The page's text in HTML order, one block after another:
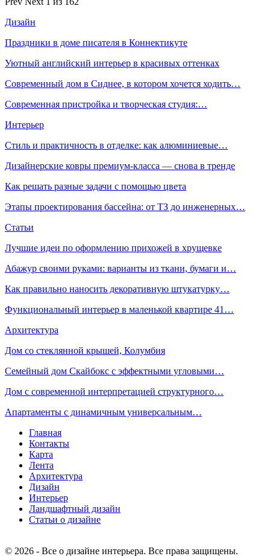
Дизайн
Праздники в доме писателя в Коннектикуте
Уютный английский интерьер в красивых оттенках
Современный дом в Сиднее, в котором хочется ходить…
Современная пристройка и творческая студия:…
Интерьер
Стиль и практичность в отделке: как алюминиевые…
Дизайнерские ковры премиум-класса — снова в тренде
Как решать разные задачи с помощью цвета
Этапы проектирования бассейна: от ТЗ до инженерных…
Статьи
Лучшие идеи по оформлению прихожей в хрущевке
Абажур своими руками: варианты из ткани, бумаги и…
Как правильно наносить декоративную штукатурку…
Функциональный интерьер в маленькой квартире 41…
Архитектура
Дом со стеклянной крышей, Колумбия
Семейный дом Скайбокс с эффектными угловыми…
Дом с современной интерпретацией структурного…
Апартаменты с динамичным универсальным…
Главная
Контакты
Карта
Лента
Архитектура
Дизайн
Интерьер
Ландшафтный дизайн
Статьи о дизайне
© 2026 - Все о дизайне интерьера. Все права защищены.